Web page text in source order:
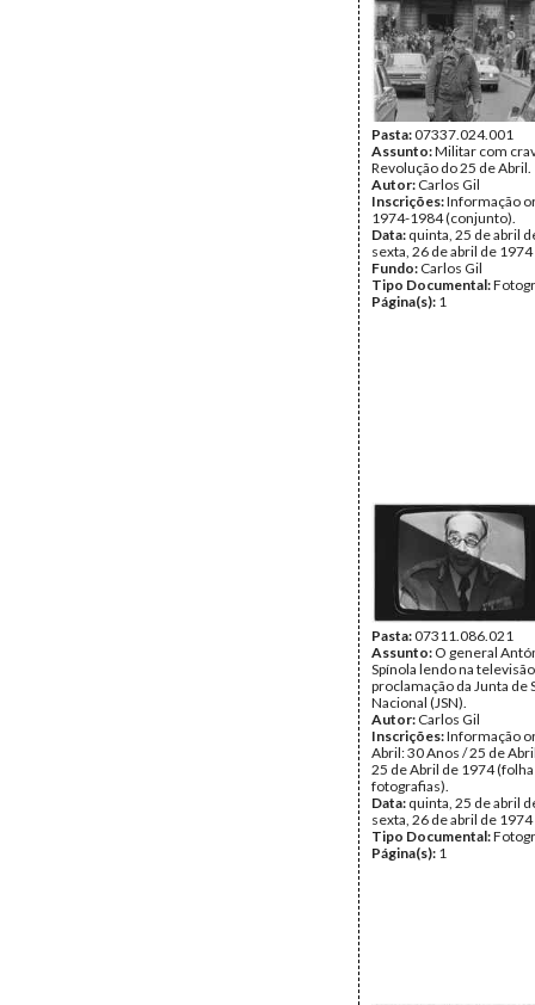
Pasta:07337.024.001
Assunto:Militar com
Revolução do 25 de Abril.
Autor: Carlos Gil
Inscrições:Informação
1974-1984 (conjunto).
Data: quinta, 25 de abril
sexta, 26 de abril de 1974
Fundo: Carlos Gil
Tipo Documental:
Página(s): 1
Pasta:07311.086.021
Assunto: O general
Spínola lendo na
proclamação da Junta de
Nacional (JSN).
Autor: Carlos Gil
Inscrições:Informação
Abril: 30 Anos / 25 de
25 de Abril de 1974
fotografias).
Data: quinta, 25 de abril
sexta, 26 de abril de 1974
Tipo Documental:
Página(s): 1